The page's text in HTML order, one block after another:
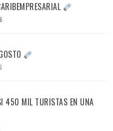
450 MIL TURISTAS EN UNA